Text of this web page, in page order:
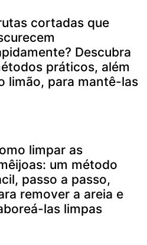
cortadas que
Descubra
práticos, além
limão, para mantê-las
limpar as
um método
passo a passo,
remover a areia e
las limpas